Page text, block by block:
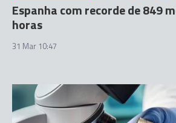
Espanha com recorde de 849
horas
31 Mar 10:47